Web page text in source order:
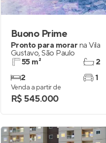
Buono Prime
Pronto para morar na Vila
Gustavo,São Paulo
55 m²
2
2
1
Venda a partir de
R$ 545.000